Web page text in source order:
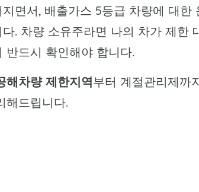
면서, 배출가스 5등급 차량에 대한
. 차량 소유주라면 나의 차가 제한
반드시 확인해야 합니다.
해차량 제한지역부터 계절관리제까
해드립니다.